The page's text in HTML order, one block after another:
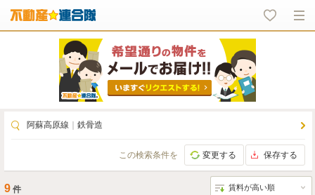
阿蘇高原線 鉄骨造
この検索条件を 変更する 保存する
9 件